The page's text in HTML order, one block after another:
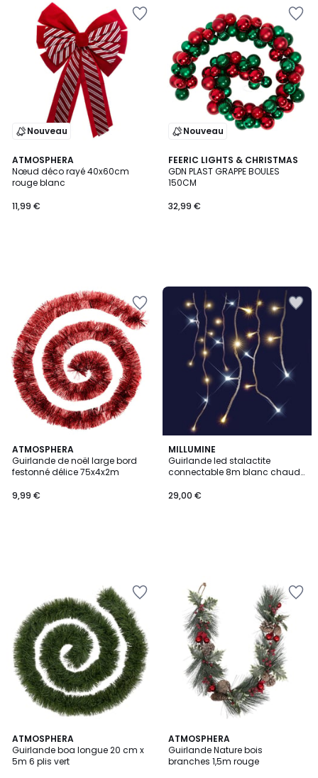
Nouveau
ATMOSPHERA
Nœud déco rayé 40x60cm
rouge blanc
11,99 €
Nouveau
FEERIC LIGHTS & CHRISTMAS
GDN PLAST GRAPPE BOULES
150CM
32,99 €
ATMOSPHERA
Guirlande de noël large bord
festonné délice 75x4x2m
9,99 €
MILLUMINE
Guirlande led stalactite
connectable 8m blanc chaud
29,00 €
ATMOSPHERA
Guirlande boa longue 20 cm x
5m 6 plis vert
ATMOSPHERA
Guirlande Nature bois
branches 1,5m rouge